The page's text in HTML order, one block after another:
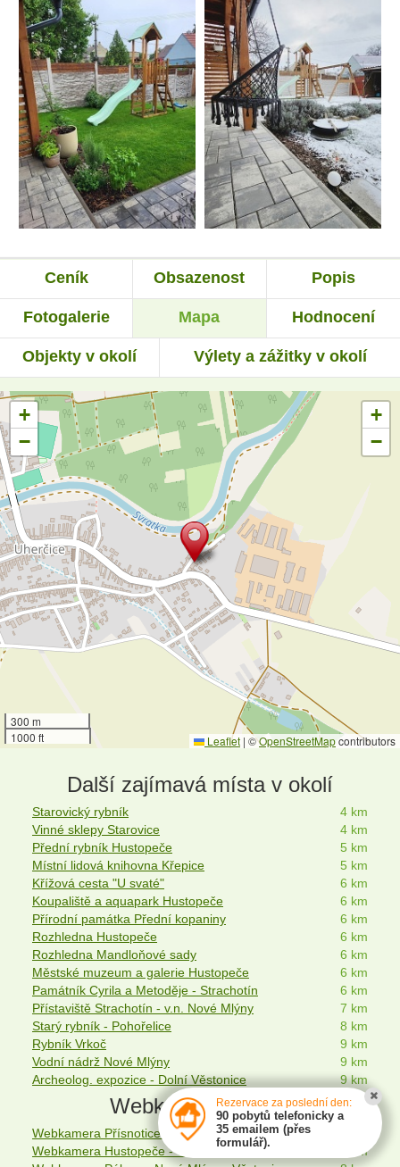
Ceník Obsazenost Popis
Fotogalerie Mapa Hodnocení
Objekty v okolí Výlety a zážitky v okolí
+
−
+
−
300 m
1000 ft
Leaflet | ©OpenStreetMapcontributors
Další zajímavá místa v okolí
Starovický rybník
4 km
Vinné sklepy Starovice
4 km
Přední rybník Hustopeče
5 km
Místní lidová knihovna Křepice
5 km
Křížová cesta "U svaté"
6 km
Koupaliště a aquapark Hustopeče
6 km
Přírodní památka Přední kopaniny
6 km
Rozhledna Hustopeče
6 km
Rozhledna Mandloňové sady
6 km
Městské muzeum a galerie Hustopeče
6 km
Památník Cyrila a Metoděje - Strachotín
6 km
Přístaviště Strachotín - v.n. Nové Mlýny
7 km
Starý rybník - Pohořelice
8 km
Rybník Vrkoč
9 km
Vodní nádrž Nové Mlýny
9 km
Archeolog. expozice - Dolní Věstonice
9 km
Webkamery v okolí
6 km
Rezervace za poslední den:
90 pobytů telefonicky a
35 emailem (přes
formulář).